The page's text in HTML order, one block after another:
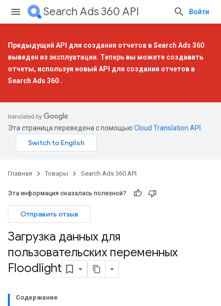
Search Ads 360 API Войти
Предыдущий API для создания отчетов в Search Ads 360
выведен из эксплуатации. Теперь вы можете создавать
отчеты, используя новый API для создания отчетов в
Search Ads 360 .
Эта страница переведена с помощью Cloud Translation API
Главная Товары Search Ads 360 API
Эта информация оказалась полезной?
Отправить отзыв
Загрузка данных для
пользовательских переменных
Floodlight
Содержание